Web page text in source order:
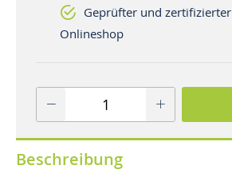
Geprüfter und zertifizierter
Onlineshop
Beschreibung